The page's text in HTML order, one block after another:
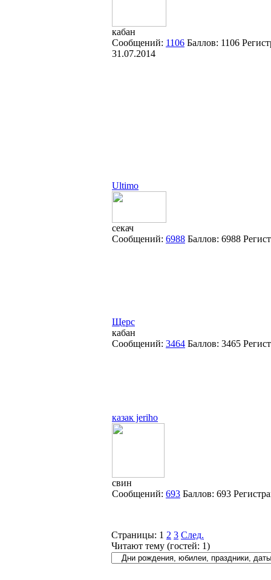
кабан
Сообщений: 1106 Баллов: 1106
31.07.2014
Ultimo
секач
Сообщений: 6988 Баллов: 6988
Щерс
кабан
Сообщений: 3464 Баллов: 3465
казак jeriho
свин
Сообщений: 693 Баллов: 693
Страницы: 1 2 3 След.
Читают тему (гостей: 1)